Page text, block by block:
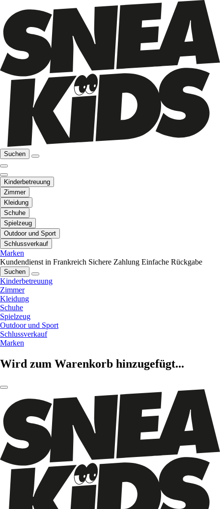
Suchen
Kinderbetreuung
Zimmer
Kleidung
Schuhe
Spielzeug
Outdoor und Sport
Schlussverkauf
Marken
Kundendienst in Frankreich Sichere Zahlung Einfache Rückgabe
Suchen
Kinderbetreuung
Zimmer
Kleidung
Schuhe
Spielzeug
Outdoor und Sport
Schlussverkauf
Marken
Wird zum Warenkorb hinzugefügt...